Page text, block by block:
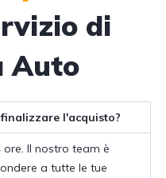
di
Auto
l'acquisto?
Il nostro team è
a tutte le tue